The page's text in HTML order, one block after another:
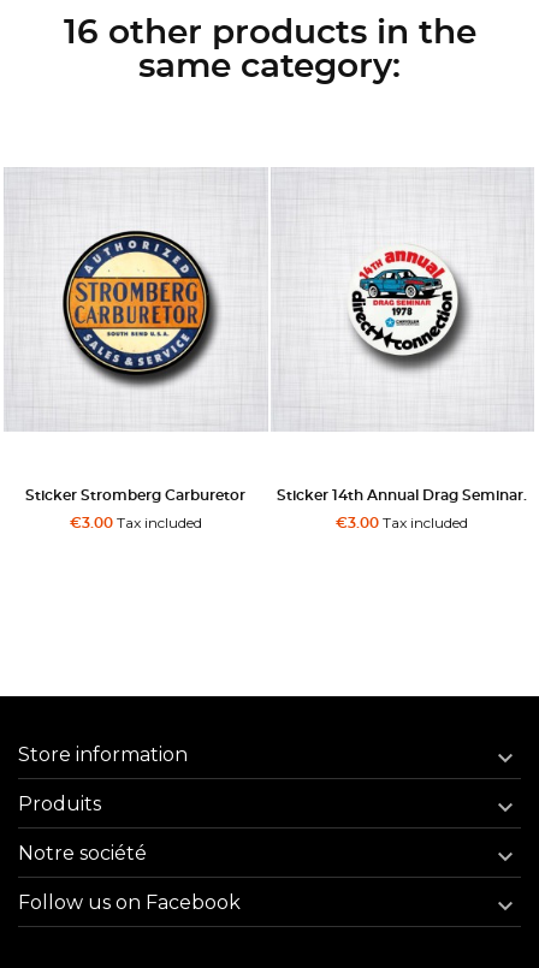
16 other products in the
same category:
Sticker Stromberg Carburetor
€3.00Tax included
Sticker 14th Annual Drag Seminar.
€3.00 Tax included
Store information 
Produits 
Notre société 
Follow us on Facebook 